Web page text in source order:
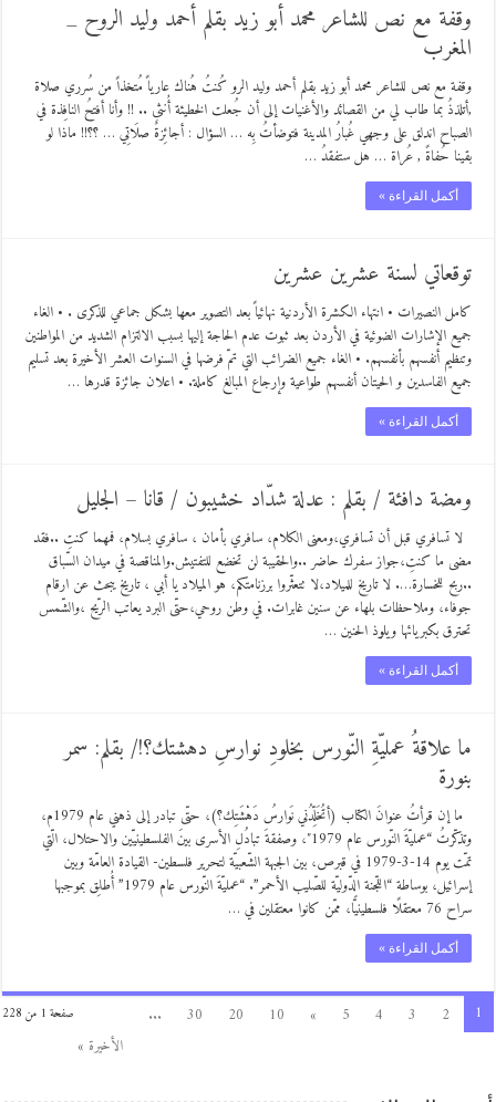
وقفة مع نص للشاعر محمد أبو زيد بقلم أحمد وليد الروح _
المغرب
وقفة مع نص للشاعر محمد أبو زيد بقلم أحمد وليد الرو كُنتُ هُناك عارياً مُتخذاً من سُرري صلاة
,أتلذذُ بما طاب لي من القصائد والأغنيات إلى أن جُعلت الخطيئة أُنثى .. !! وأنا أفتحُ النافِذة في
الصباح اندلق على وجهي غُبارُ المدينة فتوضأتُ بِه … السؤال : أجائِزةٌ صلَاتِي … ؟؟!! ماذا لو
بقينا حُفاةً , عُراة … هل ستفقدُ …
أكمل القراءة »
توقعاتي لسنة عشرين عشرين
كامل النصيرات • انتهاء الكشرة الأردنية نهائياً بعد التصوير معها بشكل جماعي للذكرى . • الغاء
جميع الإشارات الضوئية في الأردن بعد ثبوت عدم الحاجة إليها بسبب الالتزام الشديد من المواطنين
وتنظيم أنفسهم بأنفسهم. • الغاء جميع الضرائب التي تمّ فرضها في السنوات العشر الأخيرة بعد تسليم
جميع الفاسدين و الحيتان أنفسهم طواعية وإرجاع المبالغ كاملة. • اعلان جائزة قدرها …
أكمل القراءة »
ومضة دافئة / بقلم : عدلة شدّاد خشيبون / قانا – الجليل
لا تسافري قبل أن تسافري،ومعنى الكلام، سافري بأمان ، سافري بسلام، فمهما كنتِ ..فقد
مضى ما كنتِ،جواز سفرك حاضر ..والحقيبة لن تخضع للتفتيش.والمناقصة في ميدان السّباق
..ربح للخسارة…. لا تاريخ للميلاد،لا تتعثّروا برزنامتكم، هو الميلاد يا أبي ، تاريخ يبحث عن ارقام
جوفاء، وملاحظات بلهاء عن سنين غابرات. في وطن روحي،حتّى البرد يعاتب الرّيح ،والشّمس
تحترق بكبريائها ويلوذ الحنين …
أكمل القراءة »
ما علاقةُ عمليّةِ النّورس بخلودِ نوارسِ دهشتك؟!/ بقلم: سمر
بنورة
ما إن قرأتُ عنوانَ الكتاب (أتُخَلِّدُني نَوارسُ دَهْشَتِك؟)، حتّى تبادر إلى ذهني عام 1979م،
وتذكّرتُ “عمليّةَ النّورس عام 1979″، وصفقةَ تبادُلِ الأسرى بينَ الفلسطينيّين والاحتلال، الّتي
تمّت يوم 14-3-1979 في قبرص، بين الجبهة الشّعبيّة لتحرير فلسطين- القيادة العامّة وبين
إسرائيل، بوساطة “اللّجنة الدّوليّة للصّليب الأحمر”. “عمليّةَ النّورس عام 1979” أُطلِق بموجبها
سراح 76 معتقلًا فلسطينيًّا، ممّن كانوا معتقلين في …
أكمل القراءة »
صفحة 1 من 228 1
2
3
4
5
»
10
20
30
...
الأخيرة »